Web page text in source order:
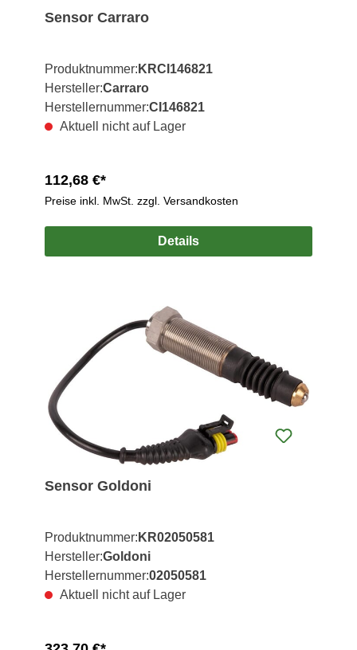
Sensor Carraro
Produktnummer: KRCI146821
Hersteller:Carraro
Herstellernummer:CI146821
Aktuell nicht auf Lager
112,68 €*
Preise inkl. MwSt. zzgl. Versandkosten
Details
Sensor Goldoni
Produktnummer: KR02050581
Hersteller:Goldoni
Herstellernummer:02050581
Aktuell nicht auf Lager